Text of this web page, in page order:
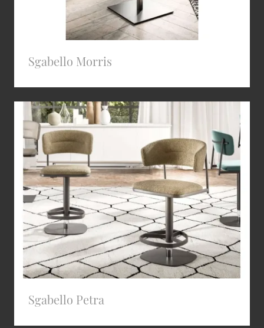
Sgabello Morris
Sgabello Petra